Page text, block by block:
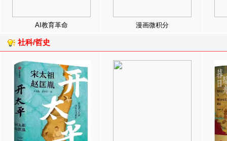
AI教育革命 漫画微积分
社科/哲史